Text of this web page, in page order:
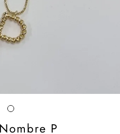
P